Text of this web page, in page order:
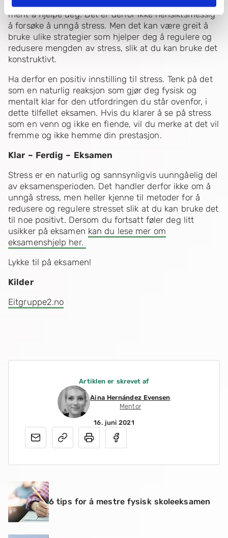
Artiklen er skrevet af
Aina Hernández Evensen
Mentor
16. juni 2021
6 tips for å mestre fysisk skoleeksamen
negativt. Stress er faktisk en naturlig reaksjon som er
ment å hjelpe deg. Det er derfor ikke hensiktsmessig
å forsøke å unngå stress. Men det kan være greit å
bruke ulike strategier som hjelper deg å regulere og
redusere mengden av stress, slik at du kan bruke det
konstruktivt.
Ha derfor en positiv innstilling til stress. Tenk på det
som en naturlig reaksjon som gjør deg fysisk og
mentalt klar for den utfordringen du står ovenfor, i
dette tilfellet eksamen. Hvis du klarer å se på stress
som en venn og ikke en fiende, vil du merke at det vil
fremme og ikke hemme din prestasjon.
Klar – Ferdig – Eksamen
Stress er en naturlig og sannsynligvis uunngåelig del
av eksamensperioden. Det handler derfor ikke om å
unngå stress, men heller kjenne til metoder for å
redusere og regulere stresset slik at du kan bruke det
til noe positivt. Dersom du fortsatt føler deg litt
usikker på eksamen kan du lese mer om
eksamenshjelp her.
Lykke til på eksamen!
Kilder
Eitgruppe2.no